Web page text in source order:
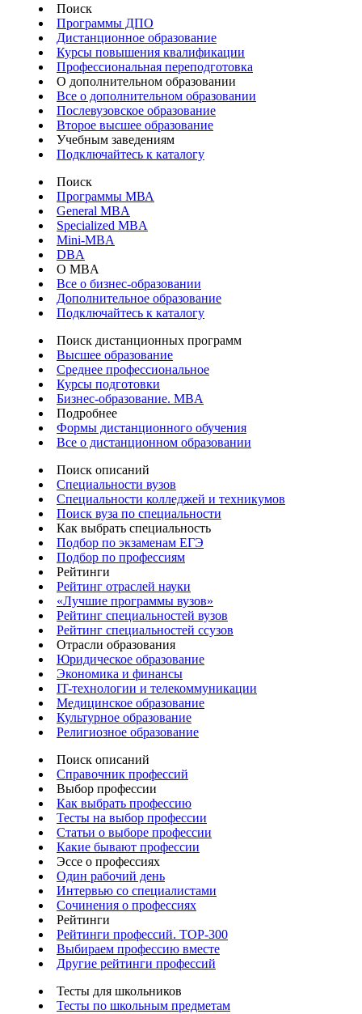
Поиск
Программы ДПО
Дистанционное образование
Курсы повышения квалификации
Профессиональная переподготовка
О дополнительном образовании
Все о дополнительном образовании
Послевузовское образование
Второе высшее образование
Учебным заведениям
Подключайтесь к каталогу
Поиск
Программы МВА
General MBA
Specialized MBA
Mini-MBA
DBA
О MBA
Все о бизнес-образовании
Дополнительное образование
Подключайтесь к каталогу
Поиск дистанционных программ
Высшее образование
Среднее профессиональное
Курсы подготовки
Бизнес-образование. MBA
Подробнее
Формы дистанционного обучения
Все о дистанционном образовании
Поиск описаний
Специальности вузов
Специальности колледжей и техникумов
Поиск вуза по специальности
Как выбрать специальность
Подбор по экзаменам ЕГЭ
Подбор по профессиям
Рейтинги
Рейтинг отраслей науки
«Лучшие программы вузов»
Рейтинг специальностей вузов
Рейтинг специальностей ссузов
Отрасли образования
Юридическое образование
Экономика и финансы
IT-технологии и телекоммуникации
Медицинское образование
Культурное образование
Религиозное образование
Поиск описаний
Справочник профессий
Выбор профессии
Как выбрать профессию
Тесты на выбор профессии
Статьи о выборе профессии
Какие бывают профессии
Эссе о профессиях
Один рабочий день
Интервью со специалистами
Сочинения о профессиях
Рейтинги
Рейтинги профессий. TOP-300
Выбираем профессию вместе
Другие рейтинги профессий
Тесты для школьников
Тесты по школьным предметам